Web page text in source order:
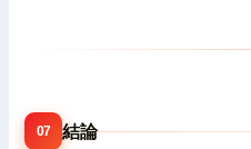
07 結論